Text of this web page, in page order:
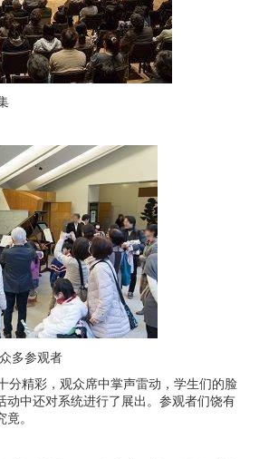
多参观者
分精彩，观众席中掌声雷动，学生们的脸
动中还对系统进行了展出。参观者们饶有
。